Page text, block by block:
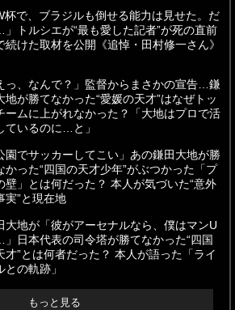
杯で、ブラジルも倒せる能力は見せた。だ
トルシエが“最も愛した記者”が死の直前
続けた取材を公開《追悼・田村修一さん》
っ、なんで？」監督からまさかの宣告…鎌
地が勝てなかった“愛媛の天才”はなぜトッ
ームに上がれなかった？「大地はプロで活
ているのに…と」
園でサッカーしてこい」あの鎌田大地が勝
かった“四国の天才少年”がぶつかった「プ
壁」とは何だった？ 本人が気づいた“意外
実”と現在地
大地が「彼がアーセナルなら、僕はマンU
日本代表の司令塔が勝てなかった“四国
才”とは何者だった？ 本人が語った「ライ
との軌跡」
もっと見る